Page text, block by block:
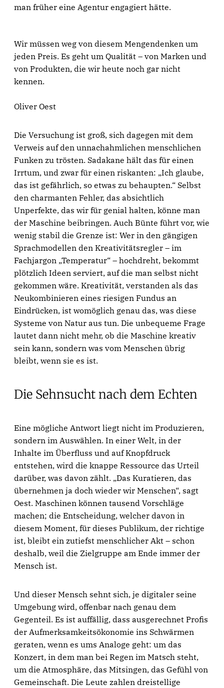
man früher eine Agentur engagiert hätte.
Wir müssen weg von diesem Mengendenken um
jeden Preis. Es geht um Qualität – von Marken und
von Produkten, die wir heute noch gar nicht
kennen.
Oliver Oest
Die Versuchung ist groß, sich dagegen mit dem
Verweis auf den unnachahmlichen menschlichen
Funken zu trösten. Sadakane hält das für einen
Irrtum, und zwar für einen riskanten: „Ich glaube,
das ist gefährlich, so etwas zu behaupten.“ Selbst
den charmanten Fehler, das absichtlich
Unperfekte, das wir für genial halten, könne man
der Maschine beibringen. Auch Bünte führt vor, wie
wenig stabil die Grenze ist: Wer in den gängigen
Sprachmodellen den Kreativitätsregler – im
Fachjargon „Temperatur“ – hochdreht, bekommt
plötzlich Ideen serviert, auf die man selbst nicht
gekommen wäre. Kreativität, verstanden als das
Neukombinieren eines riesigen Fundus an
Eindrücken, ist womöglich genau das, was diese
Systeme von Natur aus tun. Die unbequeme Frage
lautet dann nicht mehr, ob die Maschine kreativ
sein kann, sondern was vom Menschen übrig
bleibt, wenn sie es ist.
Die Sehnsucht nach dem Echten
Eine mögliche Antwort liegt nicht im Produzieren,
sondern im Auswählen. In einer Welt, in der
Inhalte im Überfluss und auf Knopfdruck
entstehen, wird die knappe Ressource das Urteil
darüber, was davon zählt. „Das Kuratieren, das
übernehmen ja doch wieder wir Menschen“, sagt
Oest. Maschinen können tausend Vorschläge
machen; die Entscheidung, welcher davon in
diesem Moment, für dieses Publikum, der richtige
ist, bleibt ein zutiefst menschlicher Akt – schon
deshalb, weil die Zielgruppe am Ende immer der
Mensch ist.
Und dieser Mensch sehnt sich, je digitaler seine
Umgebung wird, offenbar nach genau dem
Gegenteil. Es ist auffällig, dass ausgerechnet Profis
der Aufmerksamkeitsökonomie ins Schwärmen
geraten, wenn es ums Analoge geht: um das
Konzert, in dem man bei Regen im Matsch steht,
um die Atmosphäre, das Mitsingen, das Gefühl von
Gemeinschaft. Die Leute zahlen dreistellige